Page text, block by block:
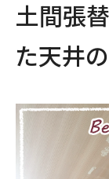
土間張替
た天井